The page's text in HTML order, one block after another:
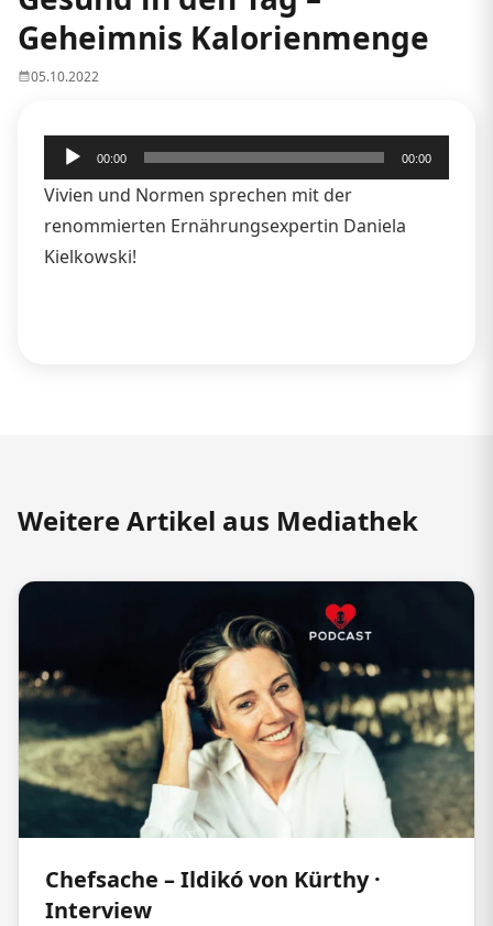
Geheimnis Kalorienmenge
05.10.2022
Audio-
Player
00:00 00:00
Vivien und Normen sprechen mit der
renommierten Ernährungsexpertin Daniela
Kielkowski!
Weitere Artikel aus Mediathek
Chefsache – Ildikó von Kürthy ·
Interview